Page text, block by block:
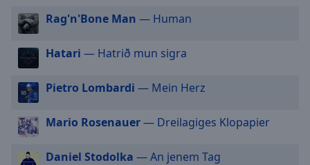
Track
in-
This
modal
window.
Rag'n'Bone Man — Human
Hatari — Hatrið mun sigra
Pietro Lombardi — Mein Herz
Mario Rosenauer— Dreilagiges Klopapier
Daniel Stodolka — An jenem Tag